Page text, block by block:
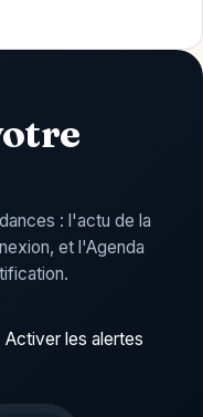
: l'actu de la
et l'Agenda
Activer les alertes